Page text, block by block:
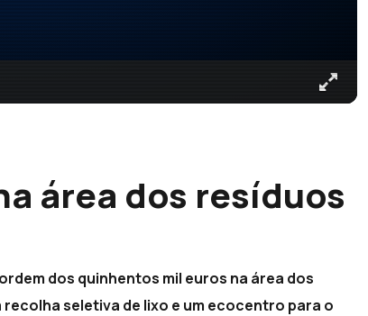
área dos resíduos
dos quinhentos mil euros na área dos
seletiva de lixo e um ecocentro para o